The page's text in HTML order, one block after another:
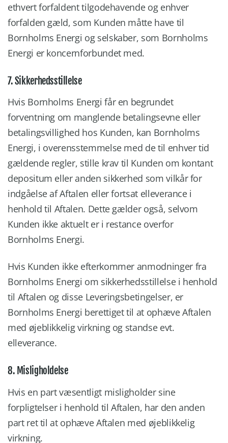
ethvert forfaldent tilgodehavende og enhver
forfalden gæld, som Kunden måtte have til
Bornholms Energi og selskaber, som Bornholms
Energi er koncernforbundet med.
7. Sikkerhedsstillelse
Hvis Bornholms Energi får en begrundet
forventning om manglende betalingsevne eller
betalingsvillighed hos Kunden, kan Bornholms
Energi, i overensstemmelse med de til enhver tid
gældende regler, stille krav til Kunden om kontant
depositum eller anden sikkerhed som vilkår for
indgåelse af Aftalen eller fortsat elleverance i
henhold til Aftalen. Dette gælder også, selvom
Kunden ikke aktuelt er i restance overfor
Bornholms Energi.
Hvis Kunden ikke efterkommer anmodninger fra
Bornholms Energi om sikkerhedsstillelse i henhold
til Aftalen og disse Leveringsbetingelser, er
Bornholms Energi berettiget til at ophæve Aftalen
med øjeblikkelig virkning og standse evt.
elleverance.
8. Misligholdelse
Hvis en part væsentligt misligholder sine
forpligtelser i henhold til Aftalen, har den anden
part ret til at ophæve Aftalen med øjeblikkelig
virkning.